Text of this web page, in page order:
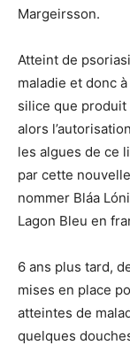
Margeirsson.
Atteint de
maladie et donc
silice que produit
alors
les algues de ce
par cette
nommer Bláa
Lagon Bleu en
6 ans plus tard,
mises en place
atteintes de
quelques